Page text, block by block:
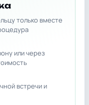
только вместе
или через
встречи и